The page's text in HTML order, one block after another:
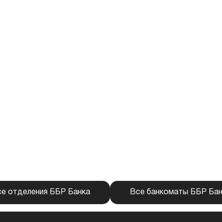
отделения ББР Банка Все банкоматы ББР